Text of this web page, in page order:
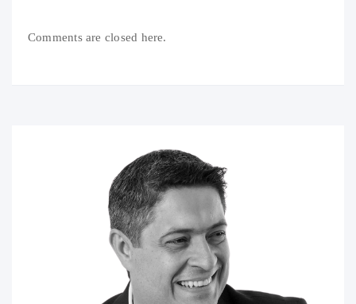
Comments are closed here.